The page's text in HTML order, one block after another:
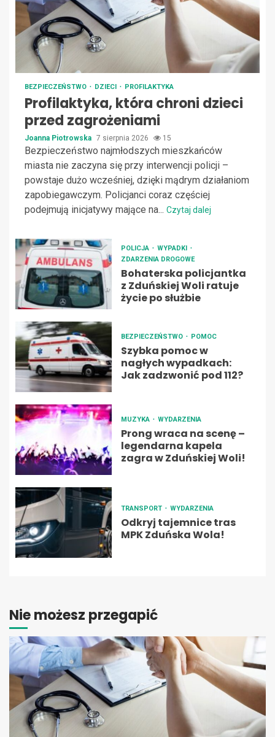
BEZPIECZEŃSTWO DZIECI PROFILAKTYKA
Profilaktyka, która chroni dzieci
przed zagrożeniami
Joanna Piotrowska 7 sierpnia 2026 15
Bezpieczeństwo najmłodszych mieszkańców
miasta nie zaczyna się przy interwencji policji –
powstaje dużo wcześniej, dzięki mądrym działaniom
zapobiegawczym. Policjanci coraz częściej
podejmują inicjatywy mające na... Czytaj dalej
POLICJA
WYPADKI
ZDARZENIA DROGOWE
Bohaterska policjantka
z Zduńskiej Woli ratuje
życie po służbie
BEZPIECZEŃSTWO POMOC
Szybka pomoc w
nagłych wypadkach:
Jak zadzwonić pod 112?
MUZYKA WYDARZENIA
Prong wraca na scenę –
legendarna kapela
zagra w Zduńskiej Woli!
TRANSPORT WYDARZENIA
Odkryj tajemnice tras
MPK Zduńska Wola!
Nie możesz przegapić